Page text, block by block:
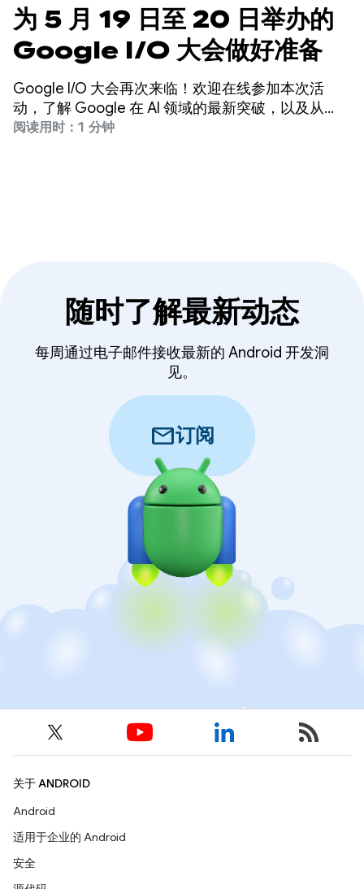
为 5 月 19 日至 20 日举办的
Google I/O 大会做好准备
Google I/O 大会再次来临！欢迎在线参加本次活
动，了解 Google 在 AI 领域的最新突破，以及从
Gemini 到 Android、Chrome、Cloud 等公司各产
阅读用时：1 分钟
随时了解最新动态
每周通过电子邮件接收最新的 Android 开发洞
见。
mail订阅
关于 ANDROID
Android
适用于企业的 Android
安全